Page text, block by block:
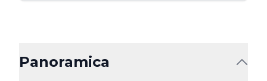
Panoramica